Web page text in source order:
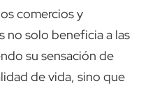
comercios y
no solo beneficia a las
su sensación de
de vida, sino que